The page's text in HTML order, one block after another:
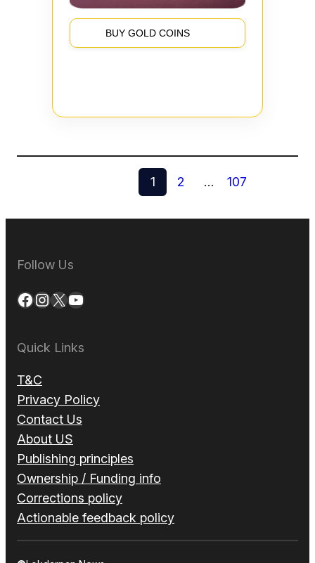
BUY GOLD COINS
1 2 … 107
Follow Us
Facebook InstagramX YouTube
Quick Links
T&C
Privacy Policy
Contact Us
About US
Publishing principles
Ownership / Funding info
Corrections policy
Actionable feedback policy